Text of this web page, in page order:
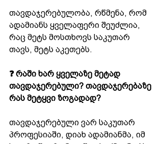
თავდაჯერებულობა, რწმენა, რომ
ადამიანს ყველაფერი შეუძლია,
რაც მეტს მოსთხოვს საკუთარ
თავს, მეტს აკეთებს.
❓ რაში ხარ ყველაზე მეტად
თავდაჯერებული? თავდაჯერებაზე
რას მეტყვი ზოგადად?
თავდაჯერებული ვარ საკუთარ
პროფესიაში, დიახ ადამიანმა, იმ